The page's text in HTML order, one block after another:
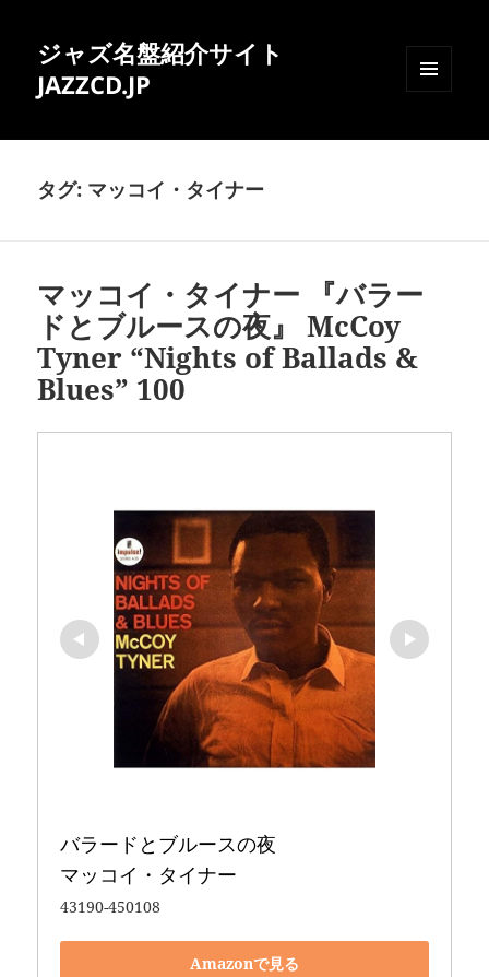
ジャズ名盤紹介サイト
JAZZCD.JP
ィジェ
タグ: マッコイ・タイナー
マッコイ・タイナー 『バラー
ドとブルースの夜』 McCoy
Tyner “Nights of Ballads &
Blues” 100
バラードとブルースの夜
マッコイ・タイナー
43190-450108
Amazonで見る